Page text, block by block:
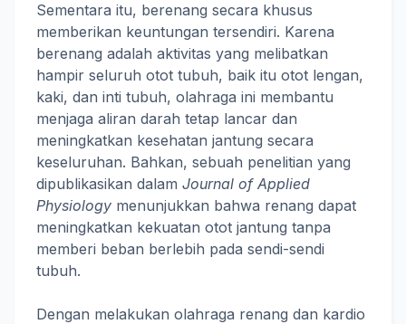
Sementara itu, berenang secara khusus
memberikan keuntungan tersendiri. Karena
berenang adalah aktivitas yang melibatkan
hampir seluruh otot tubuh, baik itu otot lengan,
kaki, dan inti tubuh, olahraga ini membantu
menjaga aliran darah tetap lancar dan
meningkatkan kesehatan jantung secara
keseluruhan. Bahkan, sebuah penelitian yang
dipublikasikan dalam Journal of Applied
Physiology menunjukkan bahwa renang dapat
meningkatkan kekuatan otot jantung tanpa
memberi beban berlebih pada sendi-sendi
tubuh.
Dengan melakukan olahraga renang dan kardio